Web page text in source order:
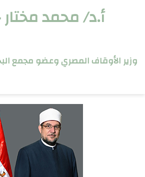
أ.د/ محمد
وزير الأوقاف المصري وعضو مجمع